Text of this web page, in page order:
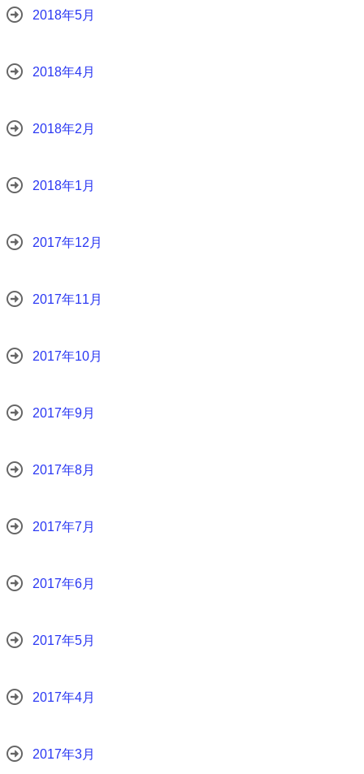
2018年5月
2018年4月
2018年2月
2018年1月
2017年12月
2017年11月
2017年10月
2017年9月
2017年8月
2017年7月
2017年6月
2017年5月
2017年4月
2017年3月